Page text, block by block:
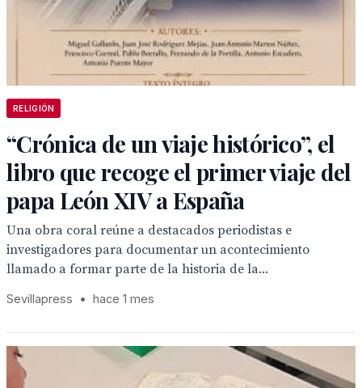
RELIGIÓN
“Crónica de un viaje histórico”, el
libro que recoge el primer viaje del
papa León XIV a España
Una obra coral reúne a destacados periodistas e
investigadores para documentar un acontecimiento
llamado a formar parte de la historia de la...
Sevillapress • hace 1 mes